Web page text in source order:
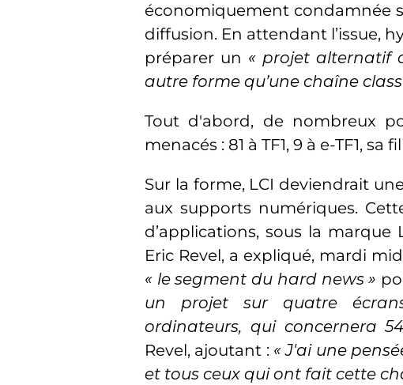
économiquement condamnée
diffusion. En attendant l’issue,
préparer un « projet alternatif
autre forme qu’une chaîne
Tout d'abord, de nombreux
menacés : 81 à TF1, 9 à e-TF1, sa
Sur la forme, LCI deviendrait
aux supports numériques.
d’applications, sous la
Eric Revel, a expliqué, mardi
« le segment du hard news »
un projet sur quatre
ordinateurs, qui concernera
Revel, ajoutant : « J'ai une
et tous ceux qui ont fait cette